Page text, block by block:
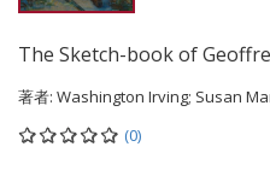
The Sketch-book of
著者: Washington Irving; Susan
(0)